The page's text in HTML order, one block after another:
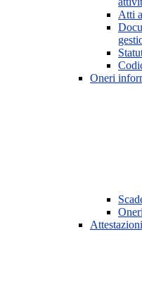
Atti
Oneri